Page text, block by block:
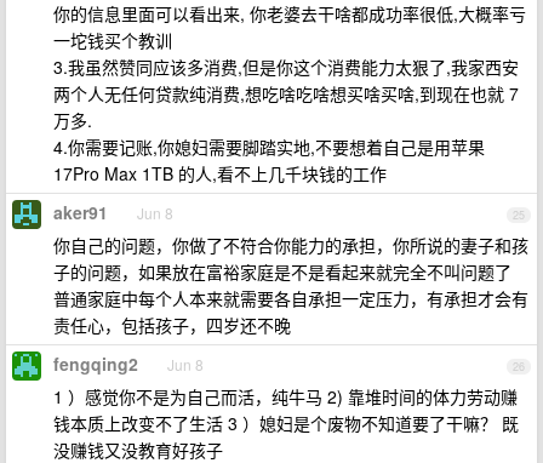
你的信息里面可以看出来, 你老婆去干啥都成功率很低,大概率亏
一坨钱买个教训
3.我虽然赞同应该多消费,但是你这个消费能力太狠了,我家西安
两个人无任何贷款纯消费,想吃啥吃啥想买啥买啥,到现在也就 7
万多.
4.你需要记账,你媳妇需要脚踏实地,不要想着自己是用苹果
17Pro Max 1TB 的人,看不上几千块钱的工作
25
aker91 Jun 8
你自己的问题，你做了不符合你能力的承担，你所说的妻子和孩
子的问题，如果放在富裕家庭是不是看起来就完全不叫问题了
普通家庭中每个人本来就需要各自承担一定压力，有承担才会有
责任心，包括孩子，四岁还不晚
26
fengqing2 Jun 8
1 ）感觉你不是为自己而活，纯牛马 2) 靠堆时间的体力劳动赚
钱本质上改变不了生活 3 ）媳妇是个废物不知道要了干嘛？ 既
没赚钱又没教育好孩子